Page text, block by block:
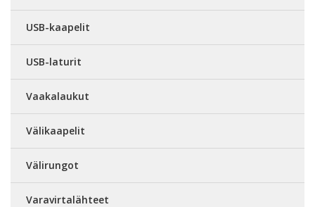
USB-kaapelit
USB-laturit
Vaakalaukut
Välikaapelit
Välirungot
Varavirtalähteet